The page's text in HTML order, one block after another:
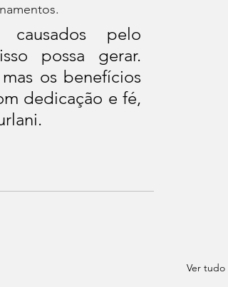
pelo
possa gerar.
os benefícios
dedicação e fé,
Ver tudo